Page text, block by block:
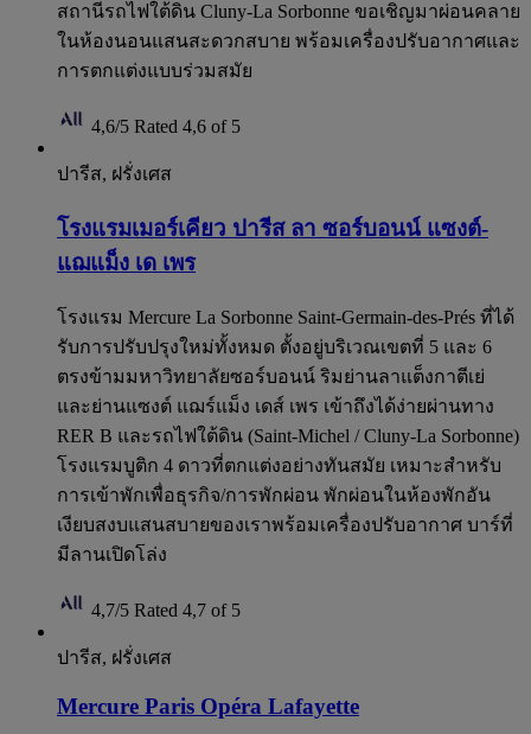
สถานีรถไฟใต้ดิน Cluny-La Sorbonne ขอเชิญมาผ่อนคลาย
ในห้องนอนแสนสะดวกสบาย พร้อมเครื่องปรับอากาศและ
การตกแต่งแบบร่วมสมัย
4,6/5 Rated 4,6 of 5
ปารีส, ฝรั่งเศส
โรงแรมเมอร์เคียว ปารีส ลา ซอร์บอนน์ แซงต์-
แฌแม็ง เด เพร
โรงแรม Mercure La Sorbonne Saint-Germain-des-Prés ที่ได้
รับการปรับปรุงใหม่ทั้งหมด ตั้งอยู่บริเวณเขตที่ 5 และ 6
ตรงข้ามมหาวิทยาลัยซอร์บอนน์ ริมย่านลาแต็งกาตีเย่
และย่านแซงต์ แฌร์แม็ง เดส์ เพร เข้าถึงได้ง่ายผ่านทาง
RER B และรถไฟใต้ดิน (Saint-Michel / Cluny-La Sorbonne)
โรงแรมบูติก 4 ดาวที่ตกแต่งอย่างทันสมัย ​​เหมาะสำหรับ
การเข้าพักเพื่อธุรกิจ/การพักผ่อน พักผ่อนในห้องพักอัน
เงียบสงบแสนสบายของเราพร้อมเครื่องปรับอากาศ บาร์ที่
มีลานเปิดโล่ง
4,7/5 Rated 4,7 of 5
ปารีส, ฝรั่งเศส
Mercure Paris Opéra Lafayette